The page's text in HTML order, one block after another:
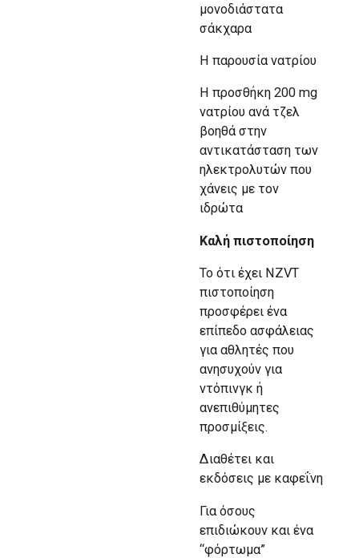
μονοδιάστατα
σάκχαρα
Η παρουσία νατρίου
Η προσθήκη 200 mg
νατρίου ανά τζελ
βοηθά στην
αντικατάσταση των
ηλεκτρολυτών που
χάνεις με τον
ιδρώτα
Καλή πιστοποίηση
Το ότι έχει NZVT
πιστοποίηση
προσφέρει ένα
επίπεδο ασφάλειας
για αθλητές που
ανησυχούν για
ντόπινγκ ή
ανεπιθύμητες
προσμίξεις.
Διαθέτει και
εκδόσεις με καφεΐνη
Για όσους
επιδιώκουν και ένα
“φόρτωμα”